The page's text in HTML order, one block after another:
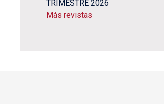
TRIMESTRE 2026
Más revistas